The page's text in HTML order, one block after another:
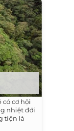
có cơ hội
nhiệt đới
tiện là